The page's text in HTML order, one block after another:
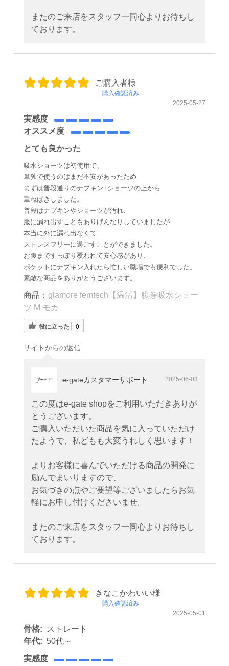
またのご来店をスタッフ一同心よりお待ちし
ております。
ご購入者様
購入確認済み
2025-05-27
実感度
オススメ度
とても良かった
吸水ショーツは初使用で、
単独で使うのはまだ不安があったため
まずは普段通りのナプキン+ショーツの上から
重ねばきしました。
普段はナプキンやショーツが汚れ、
服に漏れ出すこともありげんなりしていましたが
本当に外に漏れ出なくて
ストレスフリーに過ごすことができました。
お腹まですっぽり覆われて安心感があり、
ポケットにナプキン入れたら忙しい職場でも便利でした。
素敵な商品をありがとうございます。
商品： glamore femtech【温活】腹巻吸水ショー
ツ M モカ
役に立った 0
サイトからの返信
e-gateカスタマーサポート 2025-06-03
この度はe-gate shopをご利用いただきありが
とうございます。
ご購入いただいた商品を気に入っていただけ
たようで、私どもも大変うれしく思います！
よりお客様に喜んでいただける商品の開発に
励んでまいりますので、
お気づきの点やご要望等ございましたらお気
軽にお申し付けくださいませ。
またのご来店をスタッフ一同心よりお待ちし
ております。
きなこかわいい様
購入確認済み
2025-05-01
骨格:
ストレート
年代: 50代～
実感度